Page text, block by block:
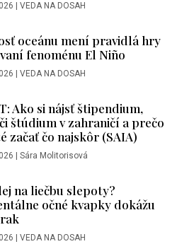
VEDA NA DOSAH
oceánu mení pravidlá hry
fenoménu El Niño
VEDA NA DOSAH
Ako si nájsť štipendium,
štúdium v zahraničí a prečo
začať čo najskôr (SAIA)
Sára Molitorisová
na liečbu slepoty?
očné kvapky dokážu
VEDA NA DOSAH